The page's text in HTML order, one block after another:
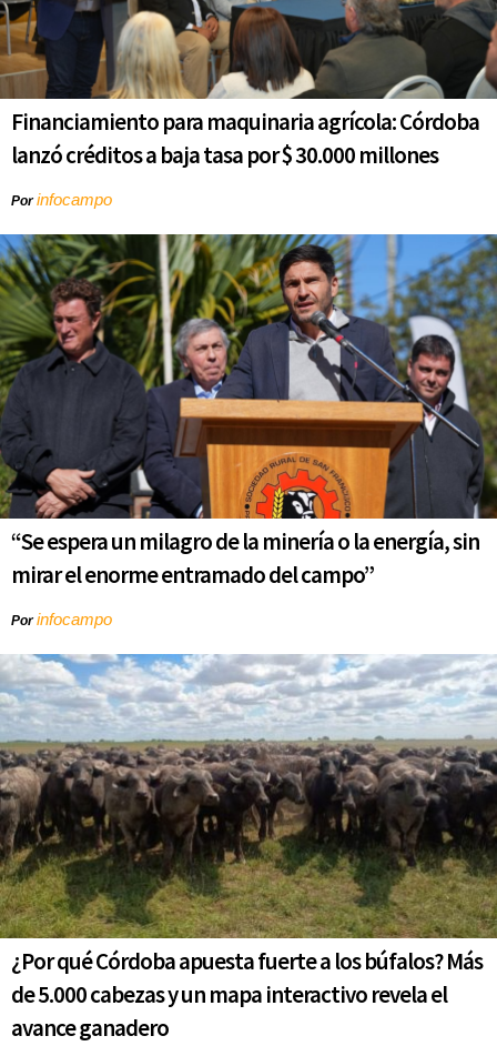
Financiamiento para maquinaria agrícola: Córdoba
lanzó créditos a baja tasa por $ 30.000 millones
Porinfocampo
“Se espera un milagro de la minería o la energía, sin
mirar el enorme entramado del campo”
Porinfocampo
¿Por qué Córdoba apuesta fuerte a los búfalos? Más
de 5.000 cabezas y un mapa interactivo revela el
avance ganadero